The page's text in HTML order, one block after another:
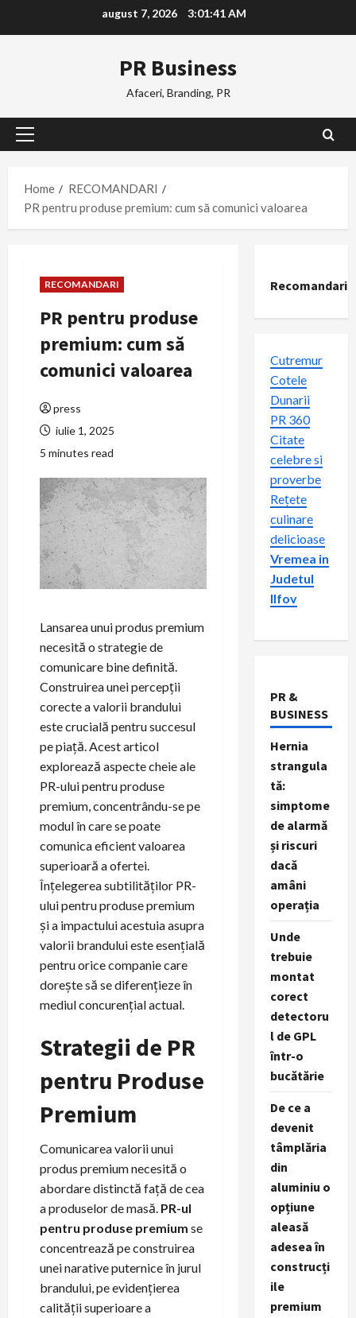
august 7, 2026 3:01:42 AM
PR Business
Afaceri, Branding, PR
Primary
Home
RECOMANDARI
PR pentru produse premium: cum să comunici valoarea
RECOMANDARI
PR pentru produse
premium: cum să
comunici valoarea
press
iulie 1, 2025
5 minutes read
Lansarea unui produs premium
necesită o strategie de
comunicare bine definită.
Construirea unei percepții
corecte a valorii brandului
este crucială pentru succesul
pe piață. Acest articol
explorează aspecte cheie ale
PR-ului pentru produse
premium, concentrându-se pe
modul în care se poate
comunica eficient valoarea
superioară a ofertei.
Înțelegerea subtilităților PR-
ului pentru produse premium
și a impactului acestuia asupra
valorii brandului este esențială
pentru orice companie care
dorește să se diferențieze în
mediul concurențial actual.
Strategii de PR
pentru Produse
Premium
Comunicarea valorii unui
produs premium necesită o
abordare distinctă față de cea
a produselor de masă. PR-ul
pentru produse premium se
concentrează pe construirea
unei narative puternice în jurul
brandului, pe evidențierea
calității superioare a
Recomandari
Cutremur
Cotele
Dunarii
PR 360
Citate
celebre si
proverbe
Rețete
culinare
delicioase
Vremea in
Judetul
Ilfov
PR &
BUSINESS
Hernia
strangula
tă:
simptome
de alarmă
și riscuri
dacă
amâni
operația
Unde
trebuie
montat
corect
detectoru
l de GPL
într-o
bucătărie
De ce a
devenit
tâmplăria
din
aluminiu o
opțiune
aleasă
adesea în
construcți
ile
premium